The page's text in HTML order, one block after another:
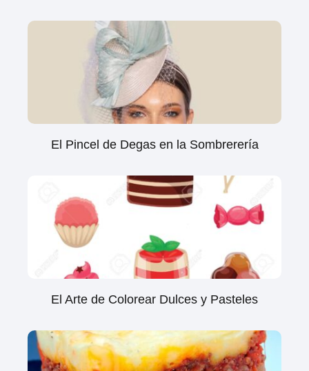
El Pincel de Degas en la Sombrerería
El Arte de Colorear Dulces y Pasteles